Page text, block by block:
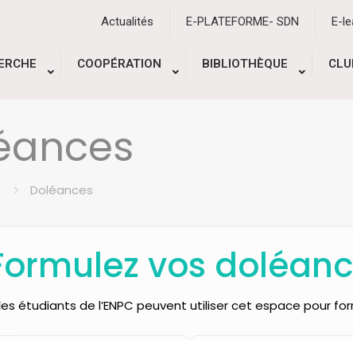
Actualités E-PLATEFORME- SDN E-
COOPÉRATION BIBLIOTHÈQUE
Doléances
vos
étudiants de l’ENPC peuvent utiliser cet espace pour